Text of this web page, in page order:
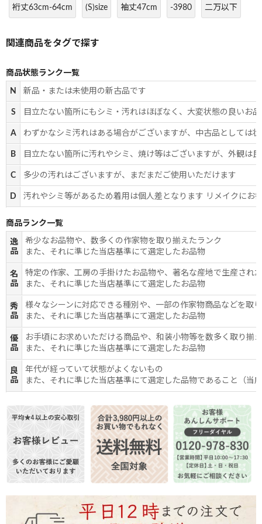
裄丈63cm-64cm (S)size 袖丈47cm -3980 二万以下
商品状態ランク一覧
N 新品・または未使用の新古品です
S 目立たない箇所にもシミ・汚れはほぼなく、大変状態の良いお
A わずかなシミ汚れはある場合がございますが、中古品としては
B 目立たない箇所に汚れやシミ、焼け等はございますが、外観は
C 多少の汚れはございますが、まだまだご使用いただけます
D 汚れやシミ等があるため着用は個人差となります リメイクにお
商品ランク一覧
逸
品
希少なお品物や、数多くの作家物を取り揃えたランク
また、それに準じた当店基準にて選定したお品物
名
品
特定の作家、工房の手掛けたお品物や、著名な産地で生産され
また、それに準じた当店基準にて選定したお品物
秀
品
様々なシーンに対応できる種別や、一部の作家物商品などを取
また、それに準じた当店基準にて選定したお品物
優
品
お手頃にお求めいただける商品や、和装小物等を数多く取り揃
また、それに準じた当店基準にて選定したお品物
良
品
年代が経っていて状態がよくないもの
また、それに準じた当店基準にて選定した品物であること（当